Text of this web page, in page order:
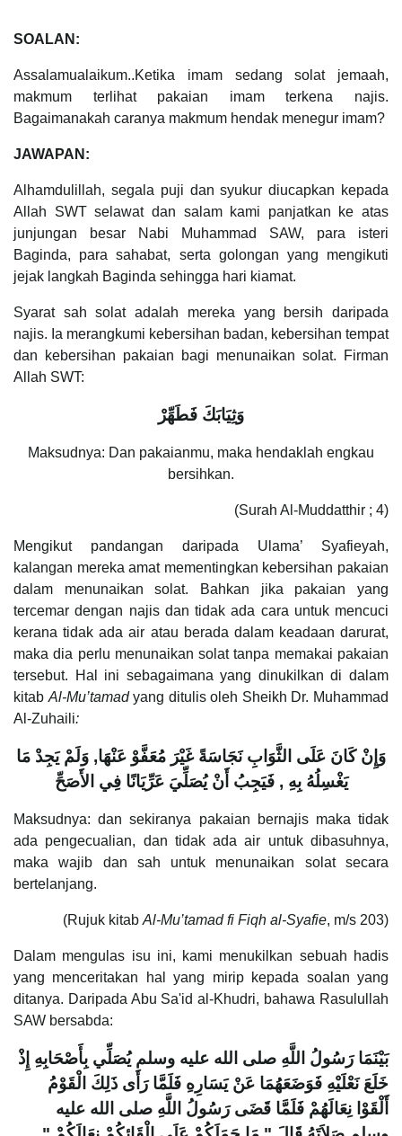
SOALAN:
Assalamualaikum..Ketika imam sedang solat jemaah,
makmum terlihat pakaian imam terkena najis.
Bagaimanakah caranya makmum hendak menegur imam?
JAWAPAN:
Alhamdulillah, segala puji dan syukur diucapkan kepada
Allah SWT selawat dan salam kami panjatkan ke atas
junjungan besar Nabi Muhammad SAW, para isteri
Baginda, para sahabat, serta golongan yang mengikuti
jejak langkah Baginda sehingga hari kiamat.
Syarat sah solat adalah mereka yang bersih daripada
najis. Ia merangkumi kebersihan badan, kebersihan tempat
dan kebersihan pakaian bagi menunaikan solat. Firman
Allah SWT:
وَثِيَابَكَ فَطَهِّرْ
Maksudnya: Dan pakaianmu, maka hendaklah engkau
bersihkan.
(Surah Al-Muddatthir ; 4)
Mengikut pandangan daripada Ulama’ Syafieyah,
kalangan mereka amat mementingkan kebersihan pakaian
dalam menunaikan solat. Bahkan jika pakaian yang
tercemar dengan najis dan tidak ada cara untuk mencuci
kerana tidak ada air atau berada dalam keadaan darurat,
maka dia perlu menunaikan solat tanpa memakai pakaian
tersebut. Hal ini sebagaimana yang dinukilkan di dalam
kitab Al-Mu’tamadyang ditulis oleh Sheikh Dr. Muhammad
Al-Zuhaili:
وَإِنْ كَانَ عَلَى الثَّوَابِ نَجَاسَةً غَيْرَ مُعَفَّوْ عَنْهَا, وَلَمْ يَجِدْ مَا
يَغْسِلُهُ بِهِ , فَيَجِبُ أَنْ يُصَلِّيَ عَرِّيَانًا فِي الأَصَحِّ
Maksudnya: dan sekiranya pakaian bernajis maka tidak
ada pengecualian, dan tidak ada air untuk dibasuhnya,
maka wajib dan sah untuk menunaikan solat secara
bertelanjang.
(Rujuk kitab Al-Mu’tamad fi Fiqh al-Syafie, m/s 203)
Dalam mengulas isu ini, kami menukilkan sebuah hadis
yang menceritakan hal yang mirip kepada soalan yang
ditanya. Daripada Abu Sa'id al-Khudri, bahawa Rasulullah
SAW bersabda:
بَيْنَمَا رَسُولُ اللَّهِ صلى الله عليه وسلم يُصَلِّي بِأَصْحَابِهِ إِذْ
خَلَعَ نَعْلَيْهِ فَوَضَعَهُمَا عَنْ يَسَارِهِ فَلَمَّا رَأَى ذَلِكَ الْقَوْمُ
أَلْقَوْا نِعَالَهُمْ فَلَمَّا قَضَى رَسُولُ اللَّهِ صلى الله عليه